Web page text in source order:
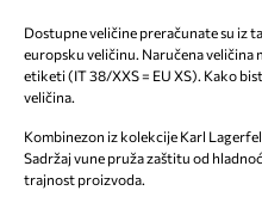
Dostupne veličine preračunate su iz
europsku veličinu. Naručena veličina
etiketi (IT 38/XXS = EU XS). Kako
veličina.
Kombinezon iz kolekcije Karl
Sadržaj vune pruža zaštitu od
trajnost proizvoda.